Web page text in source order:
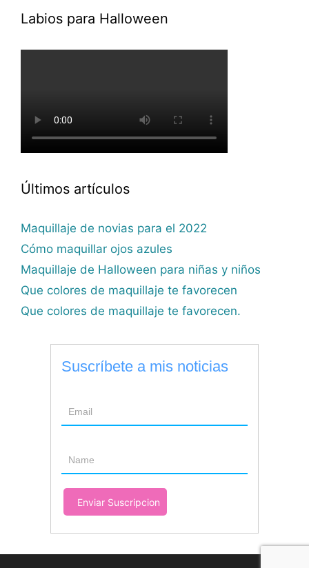
Labios para Halloween
Últimos artículos
Maquillaje de novias para el 2022
Cómo maquillar ojos azules
Maquillaje de Halloween para niñas y niños
Que colores de maquillaje te favorecen
Que colores de maquillaje te favorecen.
Suscríbete a mis noticias